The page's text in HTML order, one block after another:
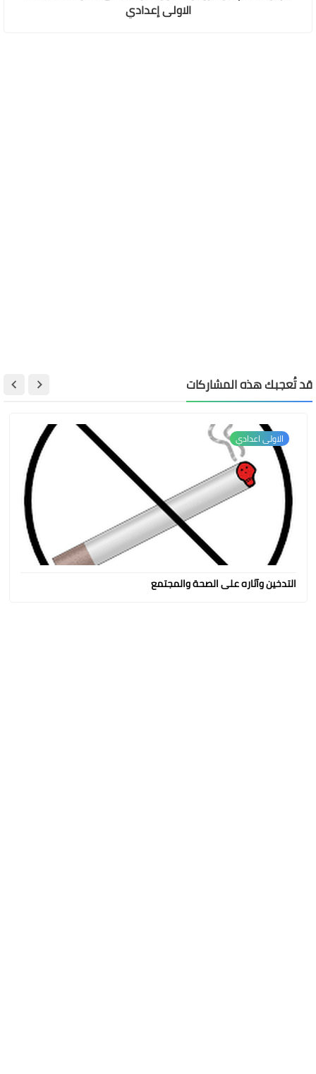
الاولى إعدادي
قد تُعجبك هذه المشاركات
الاولى اعدادي
التدخين وآثاره على الصحة والمجتمع